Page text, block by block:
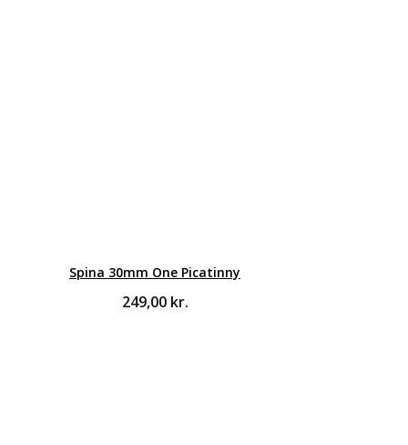
Spina 30mm One Picatinny
249,00 kr.